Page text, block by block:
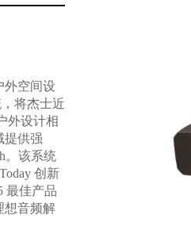
外空间设
将杰士近
外设计相
提供强
。该系统
创新
最佳产品
想音频解